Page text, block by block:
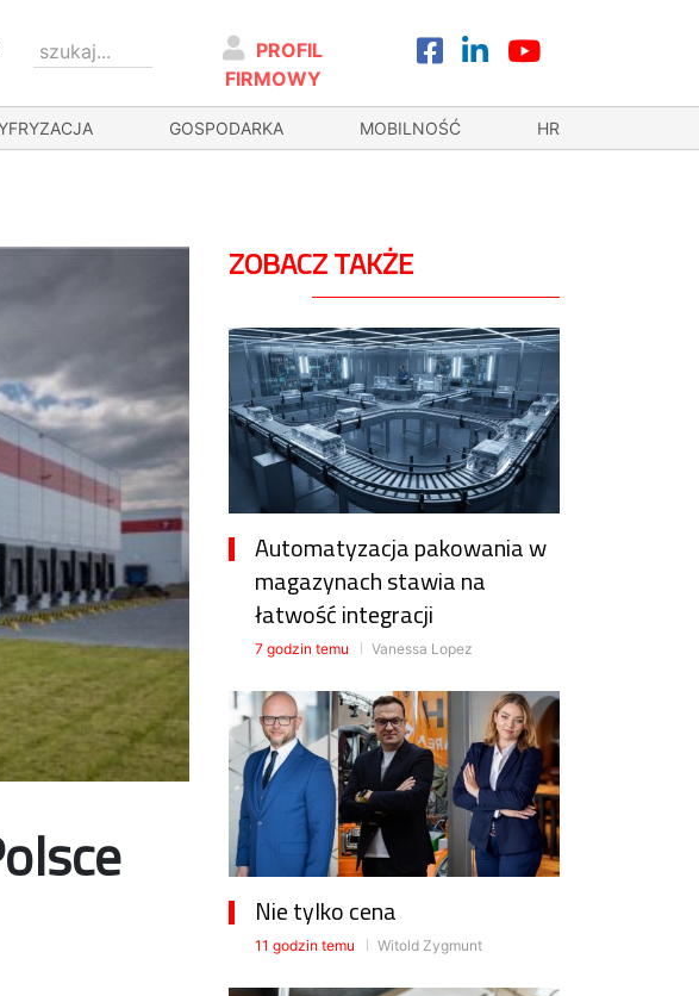
PROFIL
FIRMOWY
GOSPODARKA MOBILNOŚĆ HR
ZOBACZ TAKŻE
Automatyzacja pakowania w
magazynach stawia na
łatwość integracji
7 godzin temu Vanessa Lopez
Nie tylko cena
11 godzin temu Witold Zygmunt